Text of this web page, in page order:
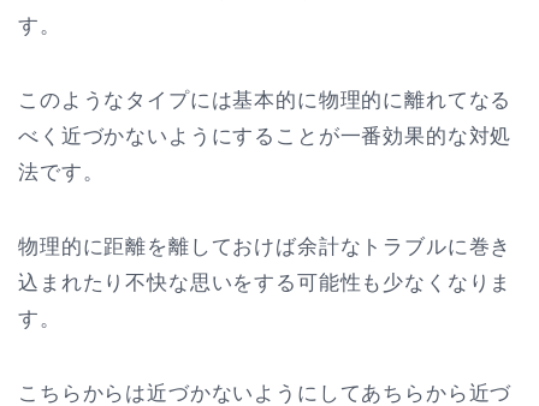
す。
このようなタイプには基本的に物理的に離れてなる
べく近づかないようにすることが一番効果的な対処
法です。
物理的に距離を離しておけば余計なトラブルに巻き
込まれたり不快な思いをする可能性も少なくなりま
す。
こちらからは近づかないようにしてあちらから近づ